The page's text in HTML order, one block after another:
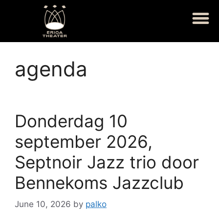
agenda
Donderdag 10
september 2026,
Septnoir Jazz trio door
Bennekoms Jazzclub
June 10, 2026 by palko